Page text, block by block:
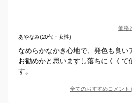
価格
あやなみ(20代・女性)
なめらかなかき心地で、発色も良い
お勧めかと思いますし落ちにくくて
す。
全てのおすすめコメント